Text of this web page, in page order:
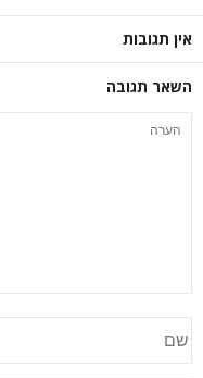
אין תגובות
השאר תגובה